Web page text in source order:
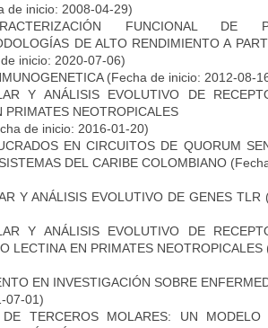
de inicio: 2008-04-29)
FUNCIONAL DE
DE ALTO RENDIMIENTO A
inicio: 2020-07-06)
(Fecha de inicio: 2012-08-
Y ANÁLISIS EVOLUTIVO DE
NEOTROPICALES
de inicio: 2016-01-20)
EN CIRCUITOS DE QUORUM
DEL CARIBE COLOMBIANO
Y ANÁLISIS EVOLUTIVO DE GENES TLR
Y ANÁLISIS EVOLUTIVO DE
LECTINA EN PRIMATES NEOTROPICALES
EN INVESTIGACIÓN SOBRE
07-01)
TERCEROS MOLARES: UN MODELO